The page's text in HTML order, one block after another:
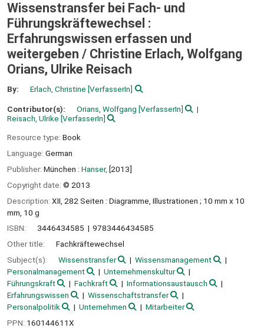
Wissenstransfer bei Fach- und
Führungskräftewechsel :
Erfahrungswissen erfassen und
weitergeben / Christine Erlach, Wolfgang
Orians, Ulrike Reisach
By: Erlach, Christine [VerfasserIn]
Contributor(s): Orians, Wolfgang [VerfasserIn]
Reisach, Ulrike [VerfasserIn]
Resource type: Book
Language: German
Publisher: München : Hanser, [2013]
Copyright date: © 2013
Description: XII, 282 Seiten : Diagramme, Illustrationen ; 10 mm x 10
mm, 10 g
ISBN:
3446434585
9783446434585
Other title:
Fachkräftewechsel
Subject(s):
Wissenstransfer
Wissensmanagement
Personalmanagement
Unternehmenskultur
Führungskraft
Fachkraft
Informationsaustausch
Erfahrungswissen
Wissenschaftstransfer
Personalpolitik
Unternehmen
Mitarbeiter
PPN: 160144611X